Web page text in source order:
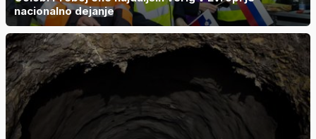
nacionalno dejanje